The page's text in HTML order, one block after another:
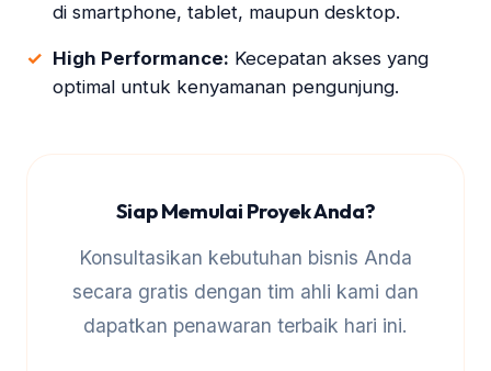
di smartphone, tablet, maupun desktop.
High Performance: Kecepatan akses yang
optimal untuk kenyamanan pengunjung.
Siap Memulai Proyek Anda?
Konsultasikan kebutuhan bisnis Anda
secara gratis dengan tim ahli kami dan
dapatkan penawaran terbaik hari ini.